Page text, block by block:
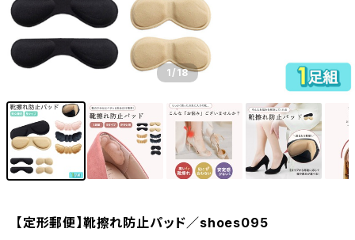
1 /18
【定形郵便】靴擦れ防止パッド／shoes095